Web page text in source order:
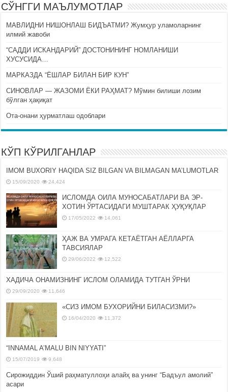
СЎНГГИ МАЪЛУМОТЛАР
МАВЛИДНИ НИШОНЛАШ БИДЪАТМИ? Жумҳур уламоларнинг
илмий жавоби
“САДДИ ИСКАНДАРИЙ” ДОСТОНИНИНГ НОМЛАНИШИ
ХУСУСИДА…
МАРКАЗДА “ЁШЛАР БИЛАН БИР КУН”
СИНОВЛАР — ЖАЗОМИ ЁКИ РАҲМАТ? Мўмин билиши лозим
бўлган ҳақиқат
Ота-онани ҳурматлаш одоблари
КЎП КЎРИЛГАНЛАР
IMOM BUXORIY HAQIDA SIZ BILGAN VA BILMAGAN MA’LUMOTLAR
15/09/2020 24,424
ИСЛОМДА ОИЛА МУНОСАБАТЛАРИ ВА ЭР-
ХОТИН ЎРТАСИДАГИ МУШТАРАК ҲУҚУҚЛАР
17/05/2022 14,061
ҲАЖ ВА УМРАГА КЕТАЁТГАН АЁЛЛАРГА
ТАВСИЯЛАР
29/06/2022 12,522
ХАДИЧА ОНАМИЗНИНГ ИСЛОМ ОЛАМИДА ТУТГАН ЎРНИ
29/09/2020 11,646
«СИЗ ИМОМ БУХОРИЙНИ БИЛАСИЗМИ?»
16/04/2020 11,372
“INNAMAL A’MALU BIN NIYYATI”
15/07/2019 9,648
Сирожиддин Ўший раҳматуллоҳи алайҳ ва унинг “Бадъул амолий”
асари